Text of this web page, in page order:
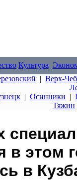
Культура
| Верх-
| Осинники |
Тяжин
в этом
в